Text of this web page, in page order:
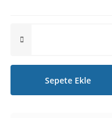
Sepete Ekle